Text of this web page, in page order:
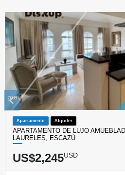
Apartamento Alquiler
APARTAMENTO DE LUJO
LAURELES, ESCAZÚ
US$2,245USD
prev